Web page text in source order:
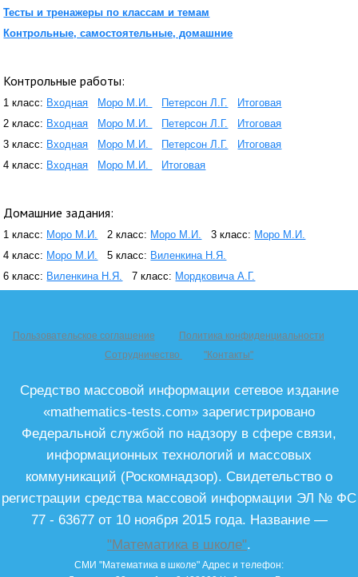
Тесты и тренажеры по классам и темам
Контрольные, самостоятельные, домашние
Контрольные работы:
1 класс: Входная Моро М.И. Петерсон Л.Г.
Итоговая
2 класс: Входная Моро М.И. Петерсон Л.Г.
Итоговая
3 класс: Входная Моро М.И. Петерсон Л.Г.
Итоговая
4 класс: Входная Моро М.И. Итоговая
Домашние задания:
1 класс: Моро М.И. 2 класс: Моро М.И. 3 класс: Моро М.И.
4 класс: Моро М.И. 5 класс: Виленкина Н.Я.
6 класс: Виленкина Н.Я. 7 класс: Мордковича А.Г.
Пользовательское соглашение
Политика конфиденциальности
Сотрудничество
"Контакты"
Средство массовой информации сетевое издание
«mathematics-tests.com» зарегистрировано
Федеральной службой по надзору в сфере связи,
информационных технологий и массовых
коммуникаций (Роскомнадзор). Свидетельство о
регистрации средства массовой информации ЭЛ № ФС
77 - 63677 от 10 ноября 2015 года. Название —
"Математика в школе".
СМИ "Математика в школе" Адрес и телефон: